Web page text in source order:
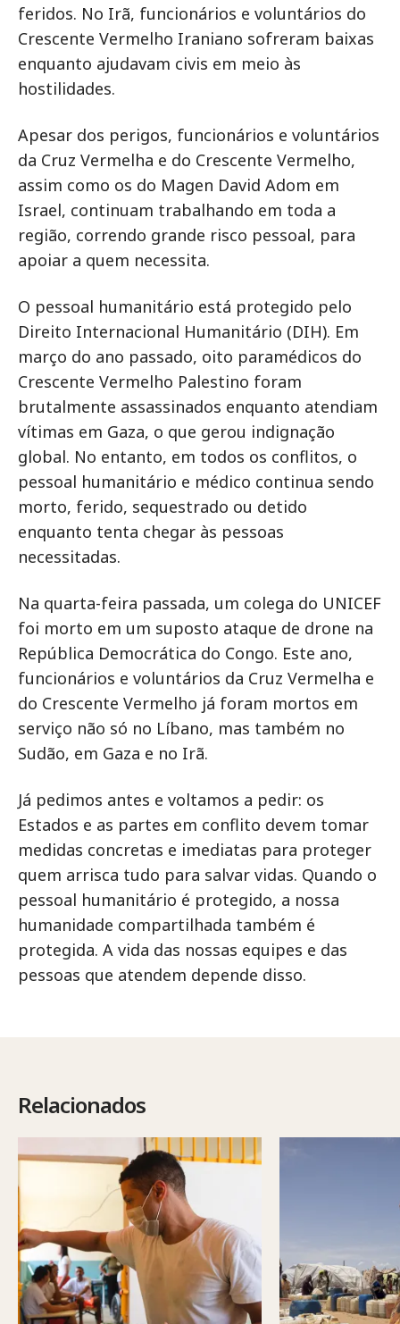
feridos. No Irã, funcionários e voluntários do
Crescente Vermelho Iraniano sofreram baixas
enquanto ajudavam civis em meio às
hostilidades.
Apesar dos perigos, funcionários e voluntários
da Cruz Vermelha e do Crescente Vermelho,
assim como os do Magen David Adom em
Israel, continuam trabalhando em toda a
região, correndo grande risco pessoal, para
apoiar a quem necessita.
O pessoal humanitário está protegido pelo
Direito Internacional Humanitário (DIH). Em
março do ano passado, oito paramédicos do
Crescente Vermelho Palestino foram
brutalmente assassinados enquanto atendiam
vítimas em Gaza, o que gerou indignação
global. No entanto, em todos os conflitos, o
pessoal humanitário e médico continua sendo
morto, ferido, sequestrado ou detido
enquanto tenta chegar às pessoas
necessitadas.
Na quarta-feira passada, um colega do UNICEF
foi morto em um suposto ataque de drone na
República Democrática do Congo. Este ano,
funcionários e voluntários da Cruz Vermelha e
do Crescente Vermelho já foram mortos em
serviço não só no Líbano, mas também no
Sudão, em Gaza e no Irã.
Já pedimos antes e voltamos a pedir: os
Estados e as partes em conflito devem tomar
medidas concretas e imediatas para proteger
quem arrisca tudo para salvar vidas. Quando o
pessoal humanitário é protegido, a nossa
humanidade compartilhada também é
protegida. A vida das nossas equipes e das
pessoas que atendem depende disso.
Relacionados